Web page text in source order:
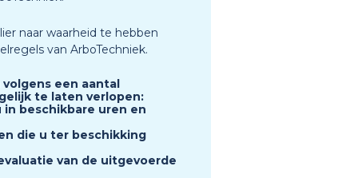
naar waarheid te hebben
van ArboTechniek.
een aantal
te laten verlopen:
in beschikbare uren en
die u ter beschikking
van de uitgevoerde